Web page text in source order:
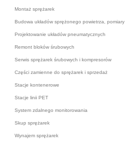
Montaż sprężarek
Budowa układów sprężonego powietrza, pomiary
Projektowanie układów pneumatycznych
Remont bloków śrubowych
Serwis sprężarek śrubowych i kompresorów
Części zamienne do sprężarek i sprzedaż
Stacje kontenerowe
Stacje linii PET
System zdalnego monitorowania
Skup sprężarek
Wynajem sprężarek